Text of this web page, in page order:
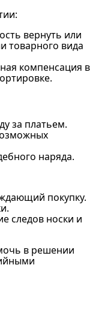
вернуть или
товарного вида
компенсация в
за платьем.
наряда.
покупку.
следов носки и
в решении